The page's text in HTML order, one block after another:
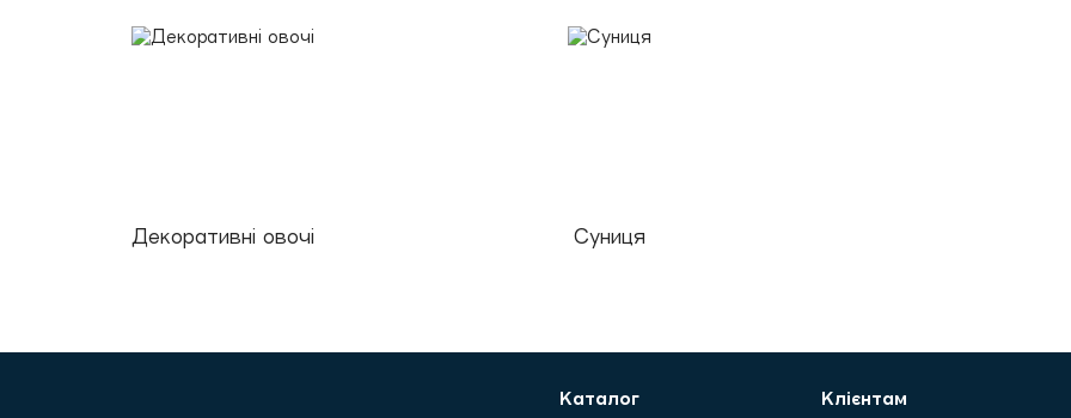
Декоративні овочі Суниця
Каталог Клієнтам